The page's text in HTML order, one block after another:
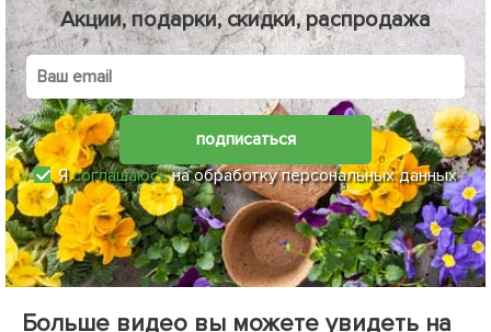
Акции, подарки, скидки, распродажа
подписаться
Ясоглашаюсьна обработку персональных данных
Больше видео вы можете увидеть на